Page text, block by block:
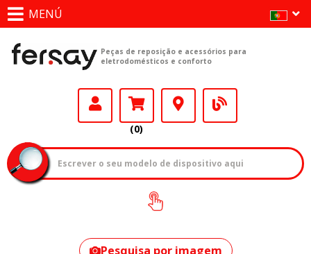
MENÚ
Peças de reposição e acessórios para
eletrodomésticos e conforto
(0)
Como encontrar
o seu modelo?
Pesquisa por imagem